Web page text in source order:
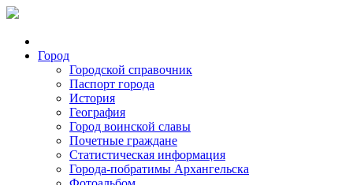
Город
Городской справочник
Паспорт города
История
География
Город воинской славы
Почетные граждане
Статистическая информация
Города-побратимы Архангельска